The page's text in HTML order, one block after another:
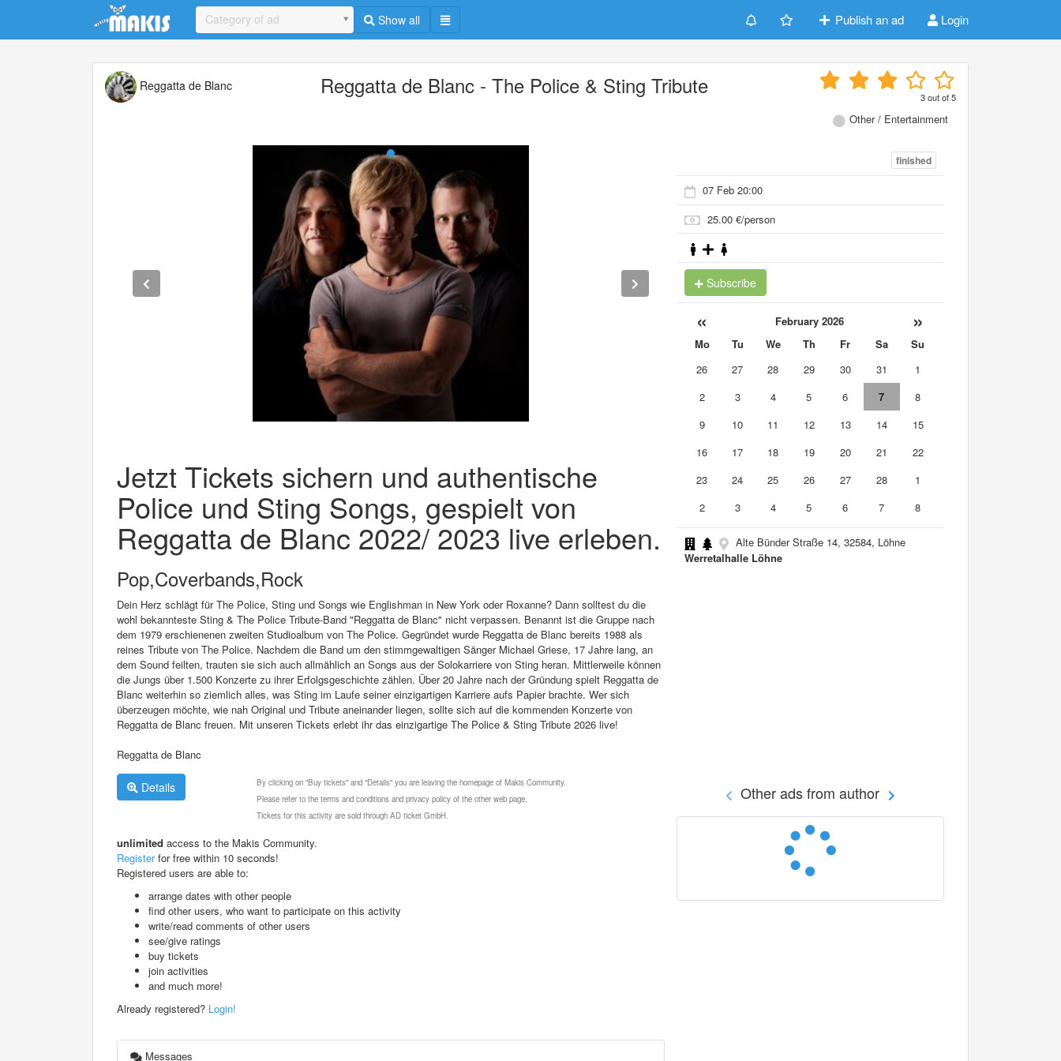
Update cookies preferences
Category of ad Show all Publish an ad Login
Reggatta de Blanc Reggatta de Blanc - The Police & Sting Tribute 3out of5
Other / Entertainment
Jetzt Tickets sichern und authentische
Police und Sting Songs, gespielt von
Reggatta de Blanc 2022/ 2023 live erleben.
Pop,Coverbands,Rock
Dein Herz schlägt für The Police, Sting und Songs wie Englishman in New York oder Roxanne? Dann solltest du die
wohl bekannteste Sting & The Police Tribute-Band "Reggatta de Blanc" nicht verpassen. Benannt ist die Gruppe nach
dem 1979 erschienenen zweiten Studioalbum von The Police. Gegründet wurde Reggatta de Blanc bereits 1988 als
reines Tribute von The Police. Nachdem die Band um den stimmgewaltigen Sänger Michael Griese, 17 Jahre lang, an
dem Sound feilten, trauten sie sich auch allmählich an Songs aus der Solokarriere von Sting heran. Mittlerweile können
die Jungs über 1.500 Konzerte zu ihrer Erfolgsgeschichte zählen. Über 20 Jahre nach der Gründung spielt Reggatta de
Blanc weiterhin so ziemlich alles, was Sting im Laufe seiner einzigartigen Karriere aufs Papier brachte. Wer sich
überzeugen möchte, wie nah Original und Tribute aneinander liegen, sollte sich auf die kommenden Konzerte von
Reggatta de Blanc freuen. Mit unseren Tickets erlebt ihr das einzigartige The Police & Sting Tribute 2026 live!
Reggatta de Blanc
Details
By clicking on "Buy tickets" and "Details" you are leaving the homepage of Makis Community.
Please refer to the terms and conditions and privacy policy of the other web page.
Tickets for this activity are sold through AD ticket GmbH.
unlimited access to the Makis Community.
Registerfor free within 10 seconds!
Registered users are able to:
arrange dates with other people
find other users, who want to participate on this activity
write/read comments of other users
see/give ratings
buy tickets
join activities
and much more!
Already registered? Login!
Messages
finished
07 Feb 20:00
25.00 €/person
Subscribe
« February 2026 »
Mo Tu We Th Fr Sa
Su
26
27 28 29 30 31
1
2
3 4 5 6 7
8
9
10 11 12 13 14
15
16
17 18 19 20 21
22
23
24 25 26 27 28
1
2
3 4 5 6 7 8
Alte Bünder Straße 14, 32584, Löhne
Werretalhalle Löhne
Other ads from author